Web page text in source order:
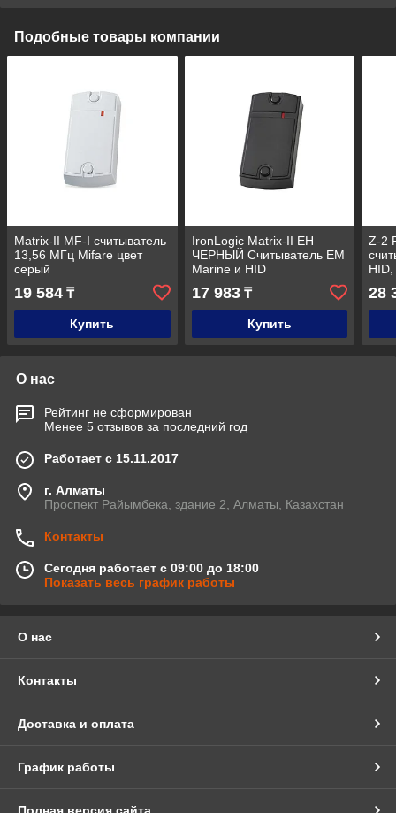
Подобные товары компании
Matrix-II MF-I считыватель
13,56 МГц Mifare цвет
серый
19 584 ₸
Купить
IronLogic Matrix-II EH
ЧЕРНЫЙ Считыватель EM
Marine и HID
17 983₸
Купить
Z-2
28
О нас
Рейтинг не сформирован
Менее 5 отзывов за последний год
Работает с 15.11.2017
г. Алматы
Проспект Райымбека, здание 2, Алматы, Казахстан
Контакты
Сегодня работает с 09:00 до 18:00
Показать весь график работы
О нас
Контакты
Доставка и оплата
График работы